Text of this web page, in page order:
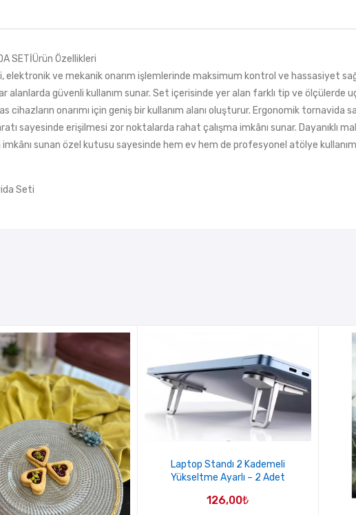
SETİÜrün Özellikleri
ve mekanik onarım işlemlerinde maksimum kontrol ve hassasiyet
alanlarda güvenli kullanım sunar. Set içerisinde yer alan farklı tip ve
cihazların onarımı için geniş bir kullanım alanı oluşturur. Ergonomik tornavida
sayesinde erişilmesi zor noktalarda rahat çalışma imkânı sunar. Dayanıklı
sunan özel kutusu sayesinde hem ev hem de profesyonel atölye
Seti
Laptop Standı 2 Kademeli
Yükseltme Ayarlı – 2 Adet
126,00₺